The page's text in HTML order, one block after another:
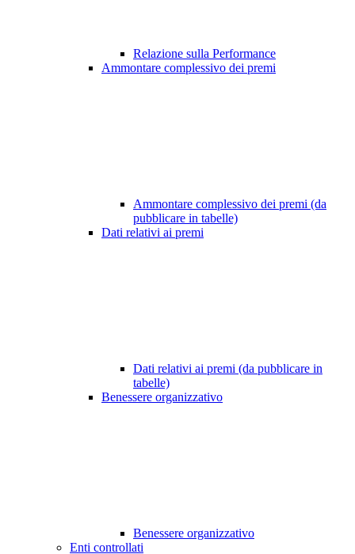
Relazione sulla Performance
Ammontare complessivo dei premi
Ammontare complessivo dei premi (da
pubblicare in tabelle)
Dati relativi ai premi
Dati relativi ai premi (da pubblicare in
tabelle)
Benessere organizzativo
Benessere organizzativo
Enti controllati